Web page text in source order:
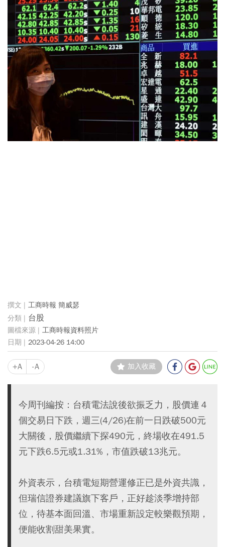
工商時報 簡威瑟
台股
工商時報資料照片
2023-04-26 14:00
+A -A 加入收藏
今周刊編按：台積電法說後欲振乏力，股價連４
個交易日下跌，週三(4/26)在前一日跌破500元
大關後，股價繼續下探490元，終場收在491.5
元下跌6.5元或1.31%，市值跌破13兆元。
外資表示，台積電短期營運修正已是外資共識，
但瑞信證券建議旗下客戶，正好趁淡季增持部
位，待基本面回溫、市場重新設定較樂觀預期，
便能收割甜美果實。